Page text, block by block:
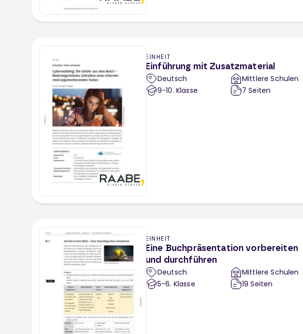
EINHEIT
Einführung mit Zusatzmaterial
Deutsch
9-10. Klasse
Mittlere Schulen
7 Seiten
EINHEIT
Eine Buchpräsentation vorbereiten
und durchführen
Deutsch
5-6. Klasse
Mittlere Schulen
19 Seiten